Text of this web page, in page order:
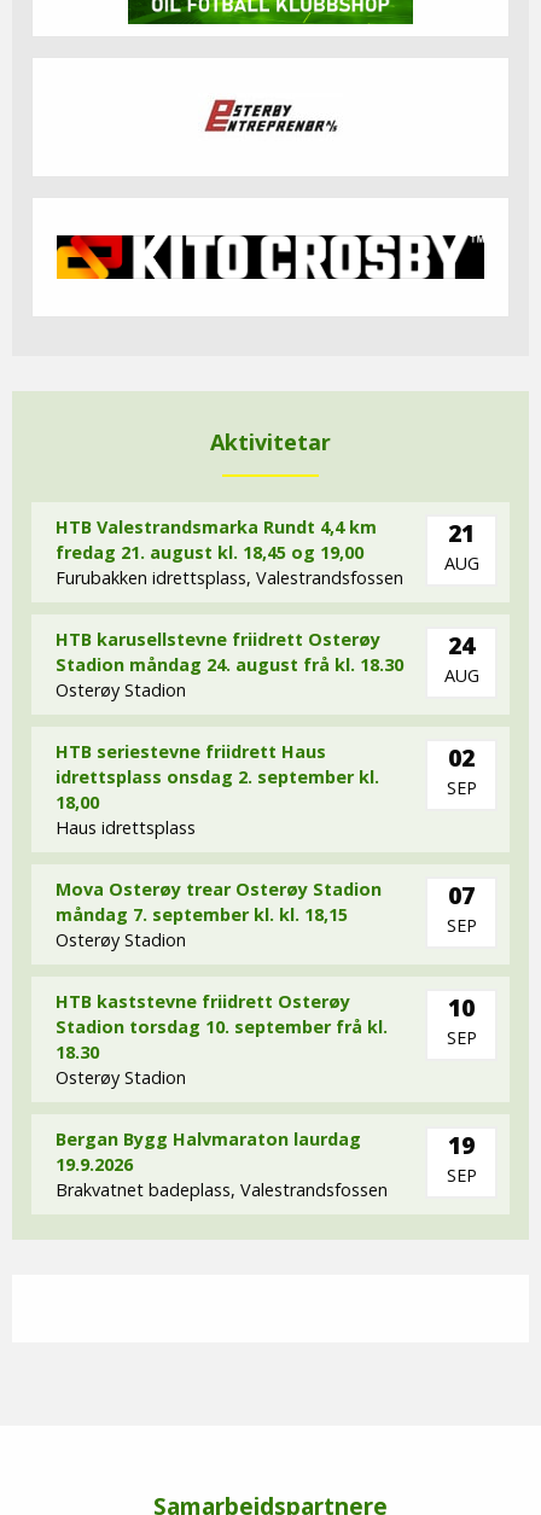
Aktivitetar
HTB Valestrandsmarka Rundt 4,4 km
fredag 21. august kl. 18,45 og 19,00
Furubakken idrettsplass, Valestrandsfossen
21
AUG
HTB karusellstevne friidrett Osterøy
Stadion måndag 24. august frå kl. 18.30
Osterøy Stadion
24
AUG
HTB seriestevne friidrett Haus
idrettsplass onsdag 2. september kl.
18,00
Haus idrettsplass
02
SEP
Mova Osterøy trear Osterøy Stadion
måndag 7. september kl. kl. 18,15
Osterøy Stadion
07
SEP
HTB kaststevne friidrett Osterøy
Stadion torsdag 10. september frå kl.
18.30
Osterøy Stadion
10
SEP
Bergan Bygg Halvmaraton laurdag
19.9.2026
Brakvatnet badeplass, Valestrandsfossen
19
SEP
Samarbeidspartnere